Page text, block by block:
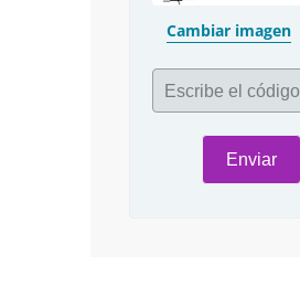
Cambiar imagen
Escribe el código